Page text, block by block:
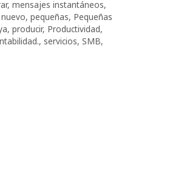
, mensajes instantáneos,
nuevo, pequeñas, Pequeñas
, producir, Productividad,
, servicios, SMB,